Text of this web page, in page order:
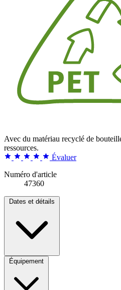
Avec du matériau recyclé de
ressources.
Évaluer
Numéro d'article
47360
Dates et détails
Équipement